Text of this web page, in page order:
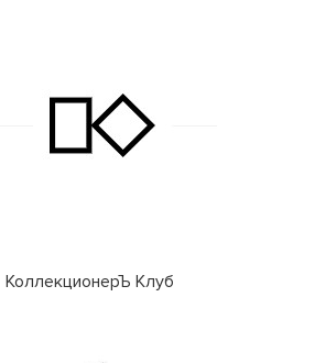
КоллекционерЪ Клуб